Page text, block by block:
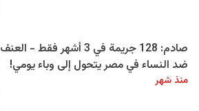
صادم: 128 جريمة في 3 أشهر فقط - العنف
ضد النساء في مصر يتحول إلى وباء يومي!
منذ شهر